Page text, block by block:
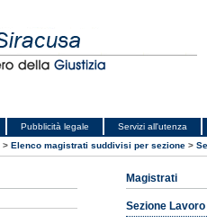
Pubblicità legale Servizi all'utenza
> Elenco magistrati suddivisi per sezione >
Magistrati
Sezione